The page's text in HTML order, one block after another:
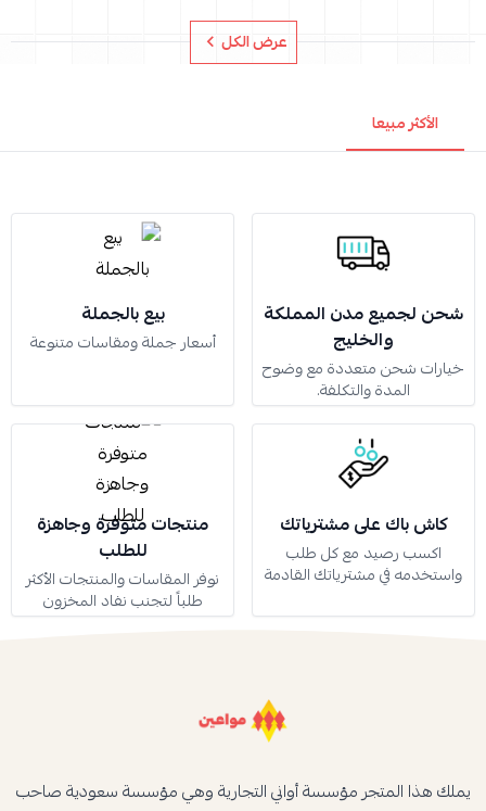
عرض الكل
الأكثر مبيعا
شحن لجميع مدن المملكة
والخليج
خيارات شحن متعددة مع وضوح
المدة والتكلفة.
بيع بالجملة
أسعار جملة ومقاسات متنوعة
كاش باك على مشترياتك
اكسب رصيد مع كل طلب
واستخدمه في مشترياتك القادمة
منتجات متوفرة وجاهزة
للطلب
نوفر المقاسات والمنتجات الأكثر
طلباً لتجنب نفاد المخزون
يملك هذا المتجر مؤسسة أواني التجارية وهي مؤسسة سعودية صاحب